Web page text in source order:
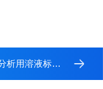
：0.1mol/L100mL